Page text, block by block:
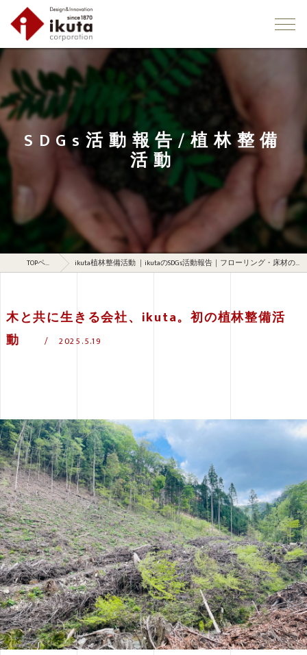
SDGs活動報告/植林整備
活動
TOPページ ikuta植林整備活動 ｜ikutaのSDGs活動報告｜フローリング・床材の株式会社イクタ
木と共に生きる会社、ikuta。初の植林整備活
動
2025.5.19